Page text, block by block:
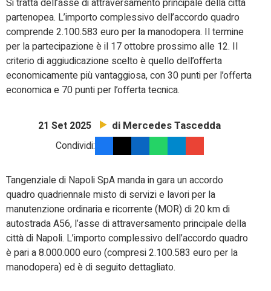
Si tratta dell’asse di attraversamento principale della città
partenopea. L’importo complessivo dell’accordo quadro
comprende 2.100.583 euro per la manodopera. Il termine
per la partecipazione è il 17 ottobre prossimo alle 12. Il
criterio di aggiudicazione scelto è quello dell’offerta
economicamente più vantaggiosa, con 30 punti per l’offerta
economica e 70 punti per l’offerta tecnica.
21 Set 2025 di Mercedes Tascedda
Condividi:
Tangenziale di Napoli SpA manda in gara un accordo
quadro quadriennale misto di servizi e lavori per la
manutenzione ordinaria e ricorrente (MOR) di 20 km di
autostrada A56, l’asse di attraversamento principale della
città di Napoli. L’importo complessivo dell’accordo quadro
è pari a 8.000.000 euro (compresi 2.100.583 euro per la
manodopera) ed è di seguito dettagliato.